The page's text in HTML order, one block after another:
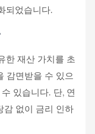
되었습니다.
한 재산 가치를 초
감면받을 수 있으
있습니다. 단, 연
감 없이 금리 인하